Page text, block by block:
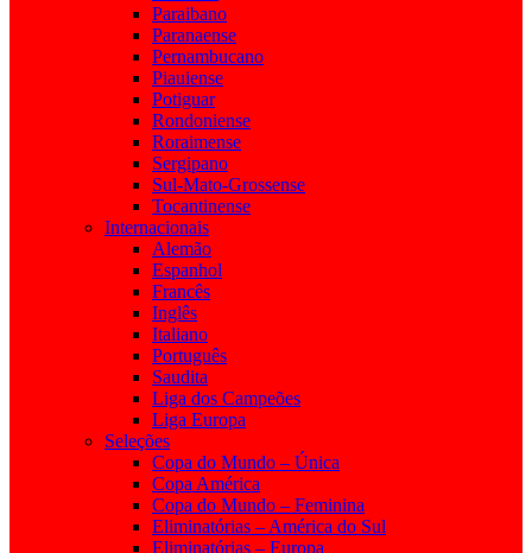
Paraibano
Paranaense
Pernambucano
Piauiense
Potiguar
Rondoniense
Roraimense
Sergipano
Sul-Mato-Grossense
Tocantinense
Internacionais
Alemão
Espanhol
Francês
Inglês
Italiano
Português
Saudita
Liga dos Campeões
Liga Europa
Seleções
Copa do Mundo – Única
Copa América
Copa do Mundo – Feminina
Eliminatórias – América do Sul
Eliminatórias – Europa